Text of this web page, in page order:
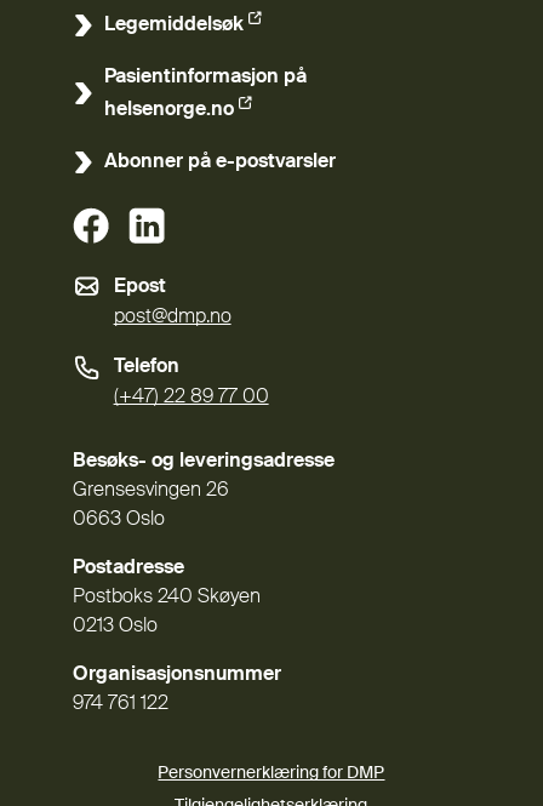
Legemiddelsøk
(Ekstern lenke)
Pasientinformasjon på
helsenorge.no
(Ekstern lenke)
Abonner på e-postvarsler
(Ekstern lenke)
Epost
post@dmp.no
Telefon
(+47) 22 89 77 00
Besøks- og leveringsadresse
Grensesvingen 26
0663 Oslo
Postadresse
Postboks 240 Skøyen
0213 Oslo
Organisasjonsnummer
974 761 122
Personvernerklæring for DMP